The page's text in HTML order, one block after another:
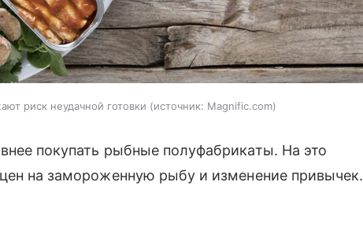
риск неудачной готовки источник: Magnific.com
покупать рыбные полуфабрикаты. На это
на замороженную рыбу и изменение привычек.